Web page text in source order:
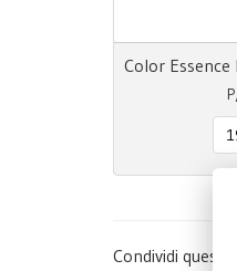
Condividi